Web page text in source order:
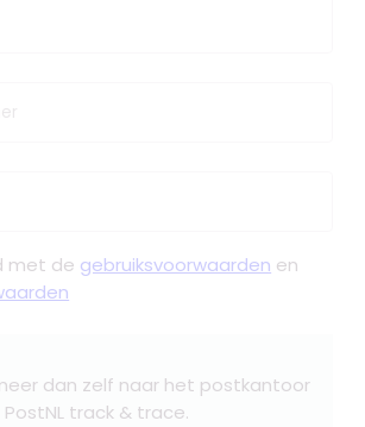
met de gebruiksvoorwaarden en
dan zelf naar het postkantoor
track & trace.